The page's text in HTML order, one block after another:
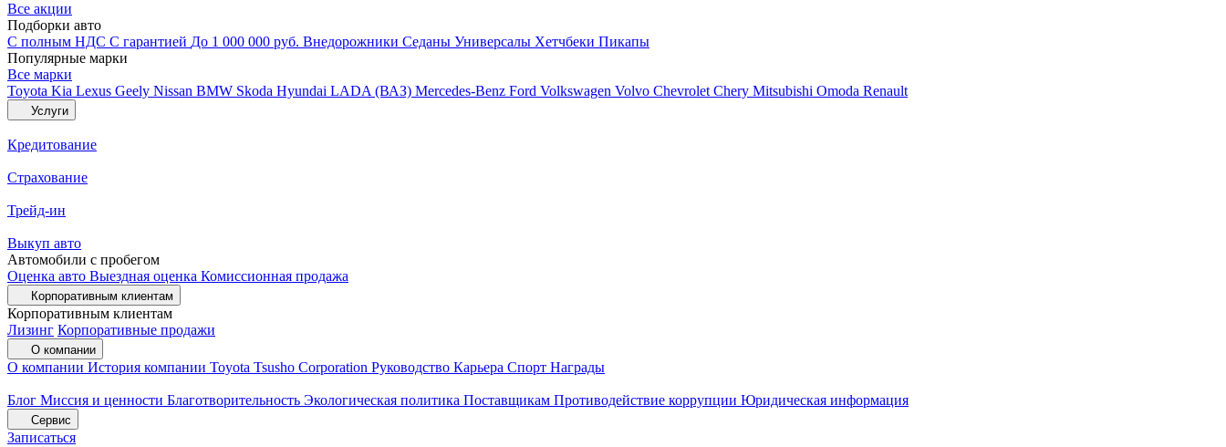
Все акции
Подборки авто
С полным НДС С гарантией До 1 000 000 руб. Внедорожники Седаны Универсалы Хетчбеки Пикапы
Популярные марки
Все марки
Toyota Kia Lexus Geely Nissan BMW Skoda Hyundai LADA (ВАЗ) Mercedes-Benz Ford Volkswagen Volvo Chevrolet Chery Mitsubishi Omoda Renault
Услуги
Кредитование
Страхование
Трейд-ин
Выкуп авто
Автомобили с пробегом
Оценка авто Выездная оценка Комиссионная продажа
Корпоративным клиентам
Корпоративным клиентам
Лизинг Корпоративные продажи
О компании
О компании История компании Toyota Tsusho Corporation Руководство Карьера Спорт Награды
Блог Миссия и ценности Благотворительность Экологическая политика Поставщикам Противодействие коррупции Юридическая информация
Сервис
Записаться